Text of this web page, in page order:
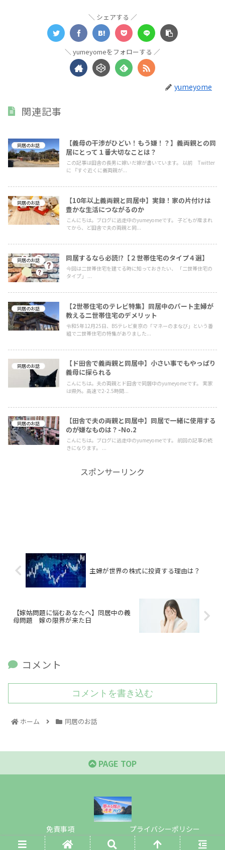
シェアする
yumeyomeをフォローする
yumeyome
関連記事
同居のお話
【義母の干渉がひどい！もう嫌！？】義両親との同
居にとって１番大切なことは？
この記事は田舎の長男に嫁いだ嫁が書いています。 以前 Twitter
に 『すぐ近くに義両親が...
同居のお話
【10年以上義両親と同居中】実録！家の片付けは
豊かな生活につながるのか
こんにちは。ブログに逃走中のyumeyomeです。 子どもが産まれ
てから、ど田舎で夫の両親と同...
同居のお話 同居するなら必読⁉【２世帯住宅のタイプ４選】
今回は二世帯住宅を建てる時に知っておきたい、 「二世帯住宅の
タイプ」 ...
同居のお話
【2世帯住宅のテレビ特集】同居中のパート主婦が
教える二世帯住宅のデメリット
令和5年12月25日、BSテレビ東京の「マネーのまなび」という番
組で二世帯住宅の特集がありました...
同居のお話
【ド田舎で義両親と同居中】小さい事でもやっぱり
義母に探られる
こんにちは。夫の両親とド田舎で同居中のyumeyomeです。 実家
は県外。高速で2-2.5時間...
同居のお話
【田舎で夫の両親と同居中】同居で一緒に使用する
のが嫌なものは？-No.2
こんにちは。ブログに逃走中のyumeyomeです。 前回の記事の続
きになります。 ...
スポンサーリンク
主婦が世界の株式に投資する理由は？
【嫁姑問題に悩むあなたへ】同居中の義
母問題 嫁の限界が来た日
コメント
コメントを書き込む
ホーム 同居のお話
PAGE TOP
免責事項
プライバシーポリシー
© 2021 夢みる嫁の逃走ブログ.